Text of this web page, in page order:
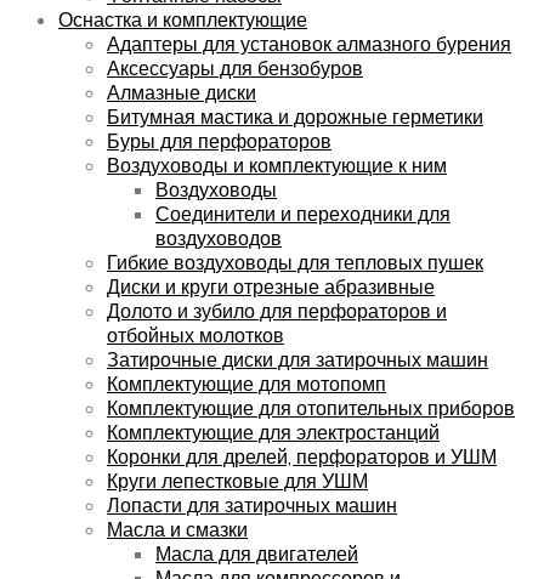
Оснастка и комплектующие
Адаптеры для установок алмазного бурения
Аксессуары для бензобуров
Алмазные диски
Битумная мастика и дорожные герметики
Буры для перфораторов
Воздуховоды и комплектующие к ним
Воздуховоды
Соединители и переходники для
воздуховодов
Гибкие воздуховоды для тепловых пушек
Диски и круги отрезные абразивные
Долото и зубило для перфораторов и
отбойных молотков
Затирочные диски для затирочных машин
Комплектующие для мотопомп
Комплектующие для отопительных приборов
Комплектующие для электростанций
Коронки для дрелей, перфораторов и УШМ
Круги лепестковые для УШМ
Лопасти для затирочных машин
Масла и смазки
Масла для двигателей